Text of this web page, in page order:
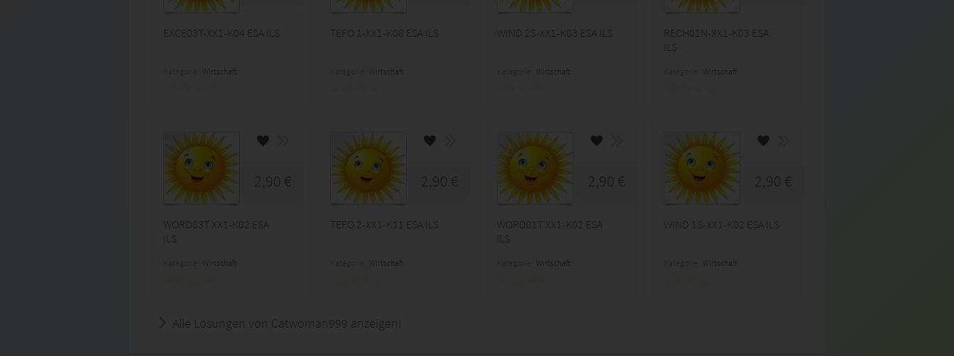
EXCE03T-XX1-K04 ESA ILS
Wirtschaft
TEFO 1-XX1-K08 ESA ILS
Wirtschaft
WIND 2S-XX1-K03 ESA ILS
Wirtschaft
RECH01N-XX1-K03 ESA
ILS
Wirtschaft
2,90 €
WORD03T XX1-K02 ESA
ILS
Wirtschaft
2,90 €
TEFO 2-XX1-K11 ESA ILS
Wirtschaft
2,90 €
WORD01T XX1-K02 ESA
ILS
Wirtschaft
2,90 €
WIND 1S-XX1-K02 ESA ILS
Wirtschaft
Alle Lösungen von Catwoman999 anzeigen!